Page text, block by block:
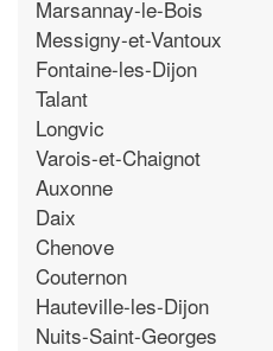
Marsannay-le-Bois
Messigny-et-Vantoux
Fontaine-les-Dijon
Talant
Longvic
Varois-et-Chaignot
Auxonne
Daix
Chenove
Couternon
Hauteville-les-Dijon
Nuits-Saint-Georges